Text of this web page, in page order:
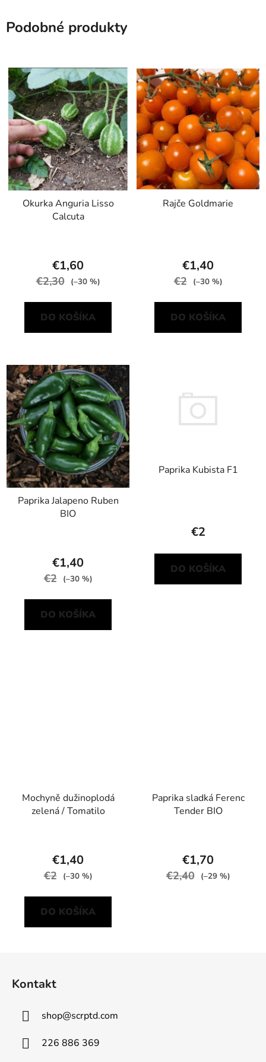
Podobné produkty
Okurka Anguria Lisso
Calcuta
€1,60
€2,30 (–30 %)
DO KOŠÍKA
Rajče Goldmarie
€1,40
€2 (–30 %)
DO KOŠÍKA
Paprika Jalapeno Ruben
BIO
€1,40
€2 (–30 %)
DO KOŠÍKA
Paprika Kubista F1
€2
DO KOŠÍKA
Mochyně dužinoplodá
zelená / Tomatilo
€1,40
€2 (–30 %)
DO KOŠÍKA
Paprika sladká Ferenc
Tender BIO
€1,70
€2,40 (–29 %)
Kontakt
shop@scrptd.com
226 886 369